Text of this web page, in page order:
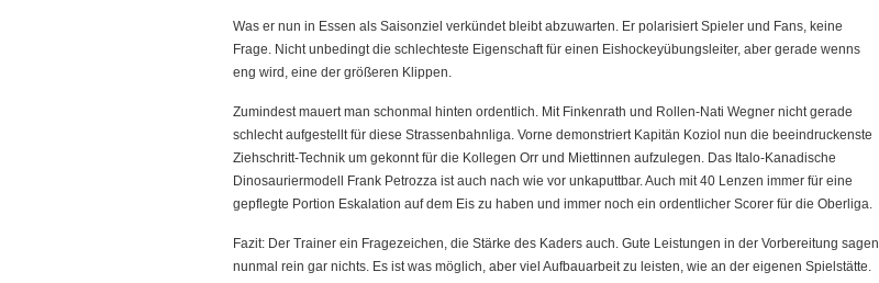
Was er nun in Essen als Saisonziel verkündet bleibt abzuwarten. Er polarisiert Spieler und Fans, keine
Frage. Nicht unbedingt die schlechteste Eigenschaft für einen Eishockeyübungsleiter, aber gerade wenns
eng wird, eine der größeren Klippen.
Zumindest mauert man schonmal hinten ordentlich. Mit Finkenrath und Rollen-Nati Wegner nicht gerade
schlecht aufgestellt für diese Strassenbahnliga. Vorne demonstriert Kapitän Koziol nun die beeindruckenste
Ziehschritt-Technik um gekonnt für die Kollegen Orr und Miettinnen aufzulegen. Das Italo-Kanadische
Dinosauriermodell Frank Petrozza ist auch nach wie vor unkaputtbar. Auch mit 40 Lenzen immer für eine
gepflegte Portion Eskalation auf dem Eis zu haben und immer noch ein ordentlicher Scorer für die Oberliga.
Fazit: Der Trainer ein Fragezeichen, die Stärke des Kaders auch. Gute Leistungen in der Vorbereitung sagen
nunmal rein gar nichts. Es ist was möglich, aber viel Aufbauarbeit zu leisten, wie an der eigenen Spielstätte.